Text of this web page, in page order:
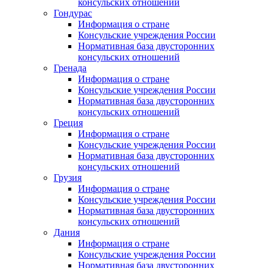
консульских отношений
Гондурас
Информация о стране
Консульские учреждения России
Нормативная база двусторонних
консульских отношений
Гренада
Информация о стране
Консульские учреждения России
Нормативная база двусторонних
консульских отношений
Греция
Информация о стране
Консульские учреждения России
Нормативная база двусторонних
консульских отношений
Грузия
Информация о стране
Консульские учреждения России
Нормативная база двусторонних
консульских отношений
Дания
Информация о стране
Консульские учреждения России
Нормативная база двусторонних